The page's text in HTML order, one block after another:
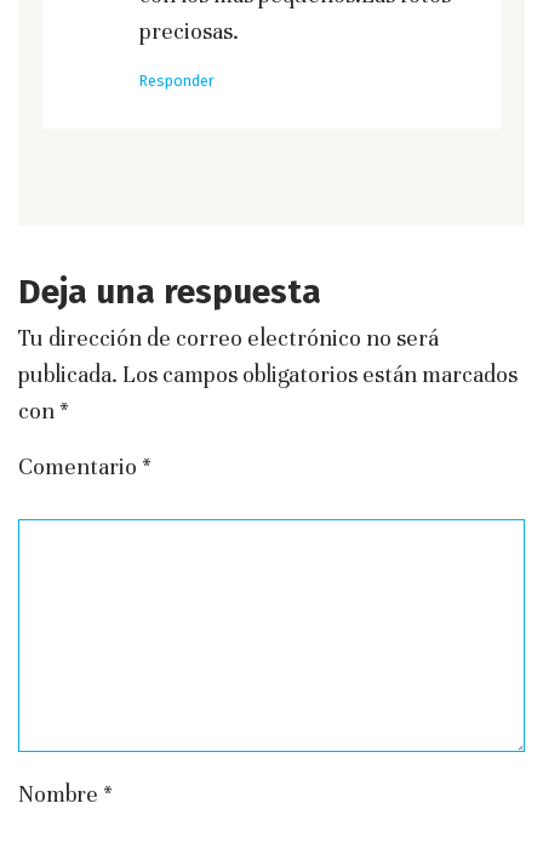
preciosas.
Responder
Deja una respuesta
Tu dirección de correo electrónico no será
publicada. Los campos obligatorios están marcados
con *
Comentario *
Nombre *